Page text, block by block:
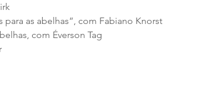
para as abelhas”, com Fabiano Knorst
com Éverson Tag